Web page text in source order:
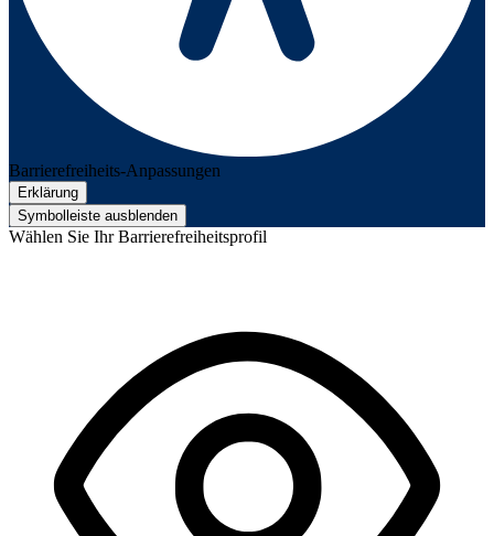
Barrierefreiheits-Anpassungen
Erklärung
Symbolleiste ausblenden
Wählen Sie Ihr Barrierefreiheitsprofil